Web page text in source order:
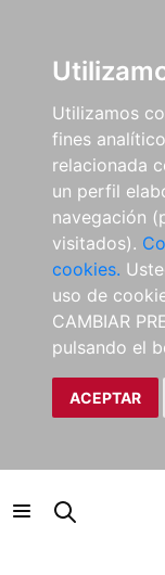
Utilizamos
fines
relacionada
un perfil
navegación
visitados).
cookies.
uso de
CAMBIAR
pulsando el
ACEPTAR